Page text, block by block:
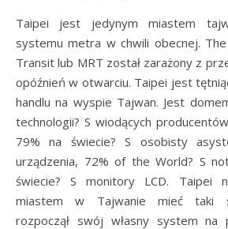
Taipei jest jedynym miastem
systemu metra w chwili obecnej.
Transit lub MRT został zarażony z
opóźnień w otwarciu. Taipei jest
handlu na wyspie Tajwan. Jest
technologii? S wiodących
79% na świecie? S osobisty
urządzenia, 72% of the World? S
świecie? S monitory LCD. Taipei
miastem w Tajwanie mieć taki
rozpoczął swój własny system na